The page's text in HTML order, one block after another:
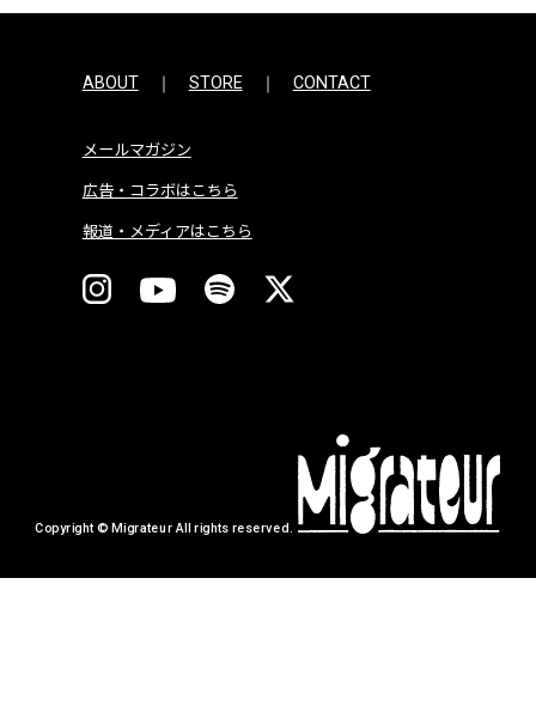
ABOUT STORE CONTACT
メールマガジン
広告・コラボはこちら
報道・メディアはこちら
Copyright © Migrateur All rights reserved.